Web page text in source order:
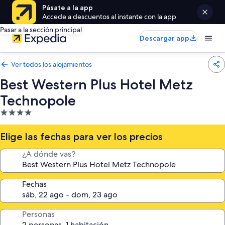
Pásate a la app
Accede a descuentos al instante con la app
Pasar a la sección principal
Descargar app
Ver todos los alojamientos
Best Western Plus Hotel Metz
Technopole
Alojamiento
de
4.0 estrellas
Elige las fechas para ver los precios
¿A dónde vas?
Fechas
Personas